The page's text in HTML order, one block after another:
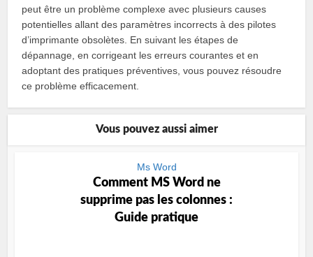
peut être un problème complexe avec plusieurs causes
potentielles allant des paramètres incorrects à des pilotes
d’imprimante obsolètes. En suivant les étapes de
dépannage, en corrigeant les erreurs courantes et en
adoptant des pratiques préventives, vous pouvez résoudre
ce problème efficacement.
Vous pouvez aussi aimer
Ms Word
Comment MS Word ne
supprime pas les colonnes :
Guide pratique